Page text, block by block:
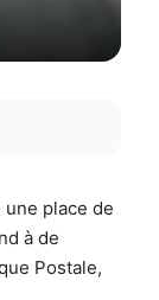
place de
à de
Postale,